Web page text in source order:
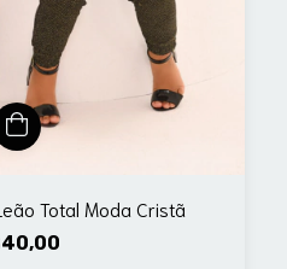
Total Moda Cristã